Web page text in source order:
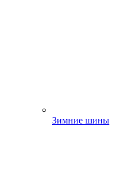
Зимние шины